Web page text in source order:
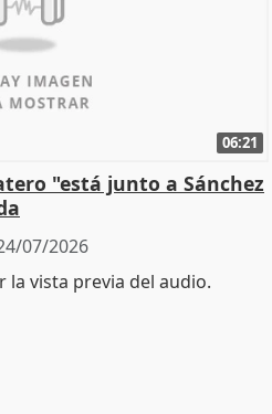
06:21
"está junto a Sánchez
07/2026